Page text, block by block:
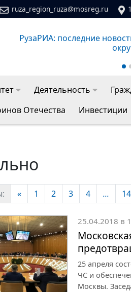
ruza_region_ruza@mosreg.ru
Сайт молодежного центра
Деятельность
Отечества Инвестиции
« 1 2 3 4 ...
25.04.2018 в
25 апреля
ЧС и
Москвы.